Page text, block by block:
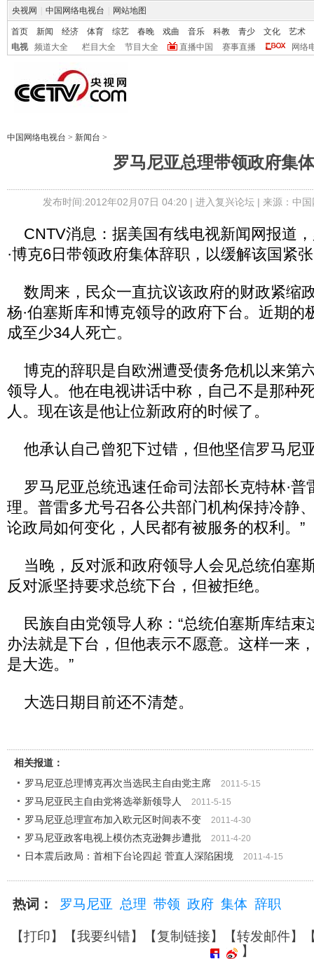
央视网 中国网络电视台 网站地图
首页 新闻 经济 体育 综艺 春晚 戏曲 音乐 科教 青少 文化
艺术
电视
频道大全 栏目大全 节目大全 直播中国 赛事直播 网络
中国网络电视台 > 新闻台 >
罗马尼亚总理带领政府集
发布时间:2012年02月07日 04:20 | 进入复兴论坛| 来源：中
CNTV消息：据美国有线电视新闻网报道
·博克6日带领政府集体辞职，以缓解该国紧
数周来，民众一直抗议该政府的财政紧缩
杨·伯塞斯库和博克领导的政府下台。近期的
成至少34人死亡。
博克的辞职是自欧洲遭受债务危机以来第
领导人。他在电视讲话中称，自己不是那种
人。现在该是他让位新政府的时候了。
他承认自己曾犯下过错，但他坚信罗马尼
罗马尼亚总统迅速任命司法部长克特林·普
理。普雷多尤号召各公共部门机构保持冷静
论政局如何变化，人民都有被服务的权利。”
当晚，反对派和政府领导人会见总统伯塞
反对派坚持要求总统下台，但被拒绝。
民族自由党领导人称：“总统伯塞斯库结束
办法就是下台，但他表示不愿意。这样一来
是大选。”
大选日期目前还不清楚。
相关报道：
罗马尼亚总理博克再次当选民主自由党主席
2011-5-15
罗马尼亚民主自由党将选举新领导人 2011-5-15
罗马尼亚总理宣布加入欧元区时间表不变 2011-4-30
罗马尼亚政客电视上模仿杰克逊舞步遭批 2011-4-20
日本震后政局：首相下台论四起 菅直人深陷困境 2011-4-15
热词： 罗马尼亚 总理 带领 政府 集体 辞职
【打印】【我要纠错】【复制链接】【转发邮件】
】